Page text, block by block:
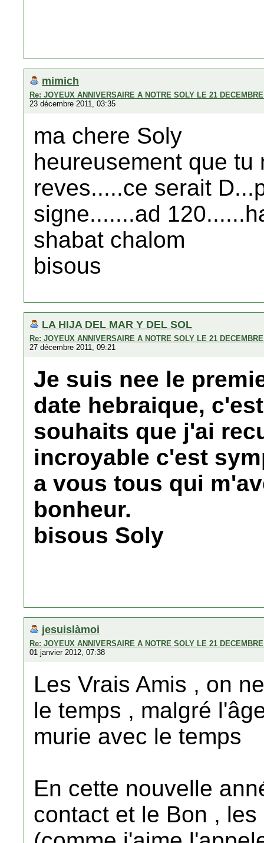
mimich
Re: JOYEUX ANNIVERSAIRE A NOTRE SOLY LE 21
23 décembre 2011, 03:35
ma chere Soly
heureusement que
reves.....ce serait
signe.......ad
shabat chalom
bisous
LA HIJA DEL MAR Y DEL SOL
Re: JOYEUX ANNIVERSAIRE A NOTRE SOLY LE 21
27 décembre 2011, 09:21
Je suis nee le
date hebraique,
souhaits que j'ai
incroyable c'est
a vous tous qui
bonheur.
bisous Soly
jesuislàmoi
Re: JOYEUX ANNIVERSAIRE A NOTRE SOLY LE 21
01 janvier 2012, 07:38
Les Vrais Amis , on
le temps , malgré
murie avec le temps
En cette nouvelle
contact et le Bon ,